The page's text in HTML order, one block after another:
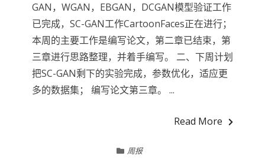
GAN，WGAN，EBGAN，DCGAN模型验证工作
已完成，SC-GAN工作CartoonFaces正在进行；
本周的主要工作是编写论文，第二章已结束，第
三章进行思路整理，并着手编写。 二、下周计划
把SC-GAN剩下的实验完成，参数优化，适应更
多的数据集； 编写论文第三章。 ...
Read More
周报